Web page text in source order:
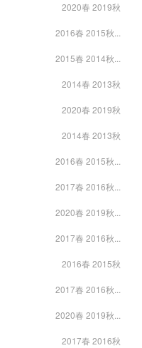
2020春 2019秋
2016春 2015秋...
2015春 2014秋...
2014春 2013秋
2020春 2019秋
2014春 2013秋
2016春 2015秋...
2017春 2016秋...
2020春 2019秋...
2017春 2016秋...
2016春 2015秋
2017春 2016秋...
2020春 2019秋...
2017春 2016秋